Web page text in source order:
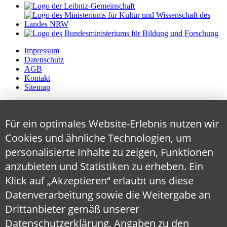
Impressum
Datenschutz
AGB
Kontakt
Sitemap
Für ein optimales Website-Erlebnis nutzen wir
Cookies und ähnliche Technologien, um
personalisierte Inhalte zu zeigen, Funktionen
anzubieten und Statistiken zu erheben. Ein
Klick auf „Akzeptieren“ erlaubt uns diese
Datenverarbeitung sowie die Weitergabe an
Drittanbieter gemäß unserer
Datenschutzerklärung. Angaben zu den